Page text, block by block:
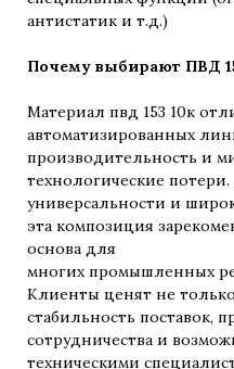
антистатик и т.д.)
Почему выбирают ПВД
Материал пвд 153 10к
автоматизированных
производительность и
технологические потери.
универсальности и
эта композиция
основа для
многих промышленных
Клиенты ценят не
стабильность поставок,
сотрудничества и
техническими